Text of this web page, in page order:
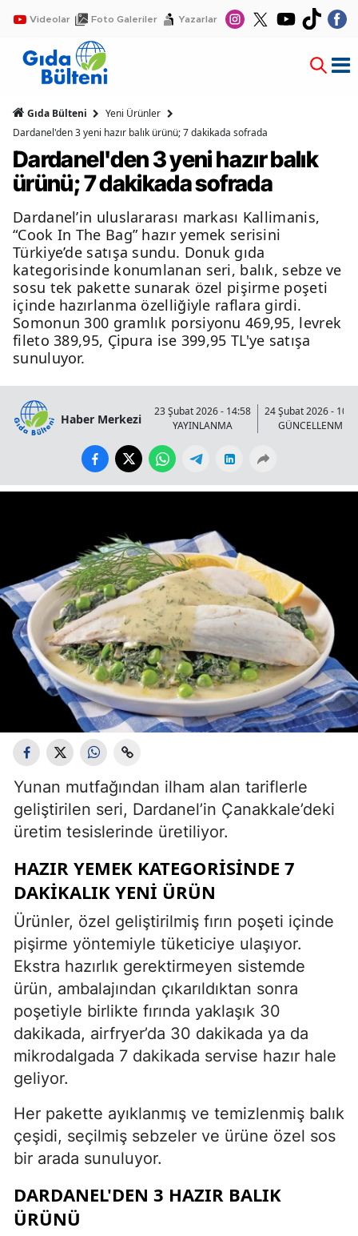
Videolar Foto Galeriler Yazarlar
Gıda Bülteni
Yeni Ürünler
Dardanel'den 3 yeni hazır balık ürünü; 7 dakikada sofrada
Dardanel'den 3 yeni hazır balık
ürünü; 7 dakikada sofrada
Dardanel’in uluslararası markası Kallimanis,
“Cook In The Bag” hazır yemek serisini
Türkiye’de satışa sundu. Donuk gıda
kategorisinde konumlanan seri, balık, sebze ve
sosu tek pakette sunarak özel pişirme poşeti
içinde hazırlanma özelliğiyle raflara girdi.
Somonun 300 gramlık porsiyonu 469,95, levrek
fileto 389,95, Çipura ise 399,95 TL'ye satışa
sunuluyor.
Haber Merkezi
23 Şubat 2026 - 14:58
YAYINLANMA
24 Şubat 2026 -
GÜNCELLENME
Yunan mutfağından ilham alan tariflerle
geliştirilen seri, Dardanel’in Çanakkale’deki
üretim tesislerinde üretiliyor.
HAZIR YEMEK KATEGORİSİNDE 7
DAKİKALIK YENİ ÜRÜN
Ürünler, özel geliştirilmiş fırın poşeti içinde
pişirme yöntemiyle tüketiciye ulaşıyor.
Ekstra hazırlık gerektirmeyen sistemde
ürün, ambalajından çıkarıldıktan sonra
poşetiyle birlikte fırında yaklaşık 30
dakikada, airfryer’da 30 dakikada ya da
mikrodalgada 7 dakikada servise hazır hale
geliyor.
Her pakette ayıklanmış ve temizlenmiş balık
çeşidi, seçilmiş sebzeler ve ürüne özel sos
bir arada sunuluyor.
DARDANEL'DEN 3 HAZIR BALIK
ÜRÜNÜ